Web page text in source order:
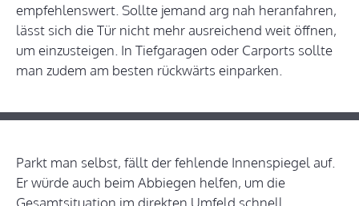
empfehlenswert. Sollte jemand arg nah heranfahren,
lässt sich die Tür nicht mehr ausreichend weit öffnen,
um einzusteigen. In Tiefgaragen oder Carports sollte
man zudem am besten rückwärts einparken.
Parkt man selbst, fällt der fehlende Innenspiegel auf.
Er würde auch beim Abbiegen helfen, um die